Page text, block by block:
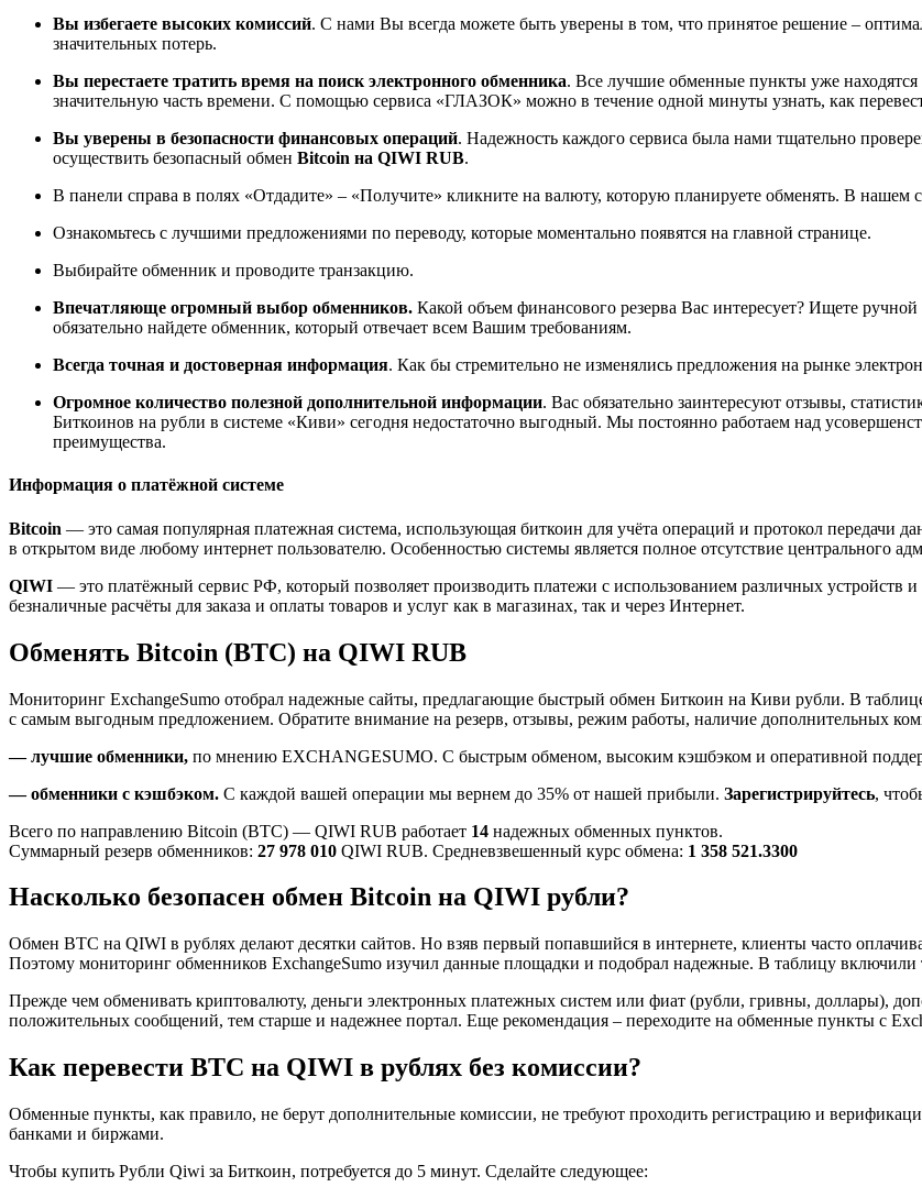
Вы избегаете высоких комиссий. С нами Вы всегда можете быть уверены в том, что принятое решение –
значительных потерь.
Вы перестаете тратить время на поиск электронного обменника. Все лучшие обменные пункты уже
значительную часть времени. С помощью сервиса «ГЛАЗОК» можно в течение одной минуты узнать, как
Вы уверены в безопасности финансовых операций. Надежность каждого сервиса была нами тщательно
осуществить безопасный обмен Bitcoin на QIWI RUB.
В панели справа в полях «Отдадите» – «Получите» кликните на валюту, которую планируете обменять. В нашем
Ознакомьтесь с лучшими предложениями по переводу, которые моментально появятся на главной странице.
Выбирайте обменник и проводите транзакцию.
Впечатляюще огромный выбор обменников. Какой объем финансового резерва Вас интересует? Ищете
обязательно найдете обменник, который отвечает всем Вашим требованиям.
Всегда точная и достоверная информация. Как бы стремительно не изменялись предложения на рынке
Огромное количество полезной дополнительной информации. Вас обязательно заинтересуют отзывы,
Биткоинов на рубли в системе «Киви» сегодня недостаточно выгодный. Мы постоянно работаем над
преимущества.
Информация о платёжной системе
Bitcoin — это самая популярная платежная система, использующая биткоин для учёта операций и протокол передачи
в открытом виде любому интернет пользователю. Особенностью системы является полное отсутствие центрального
QIWI — это платёжный сервис РФ, который позволяет производить платежи с использованием различных устройств
безналичные расчёты для заказа и оплаты товаров и услуг как в магазинах, так и через Интернет.
Обменять Bitcoin (BTC) на QIWI RUB
Мониторинг ExchangeSumo отобрал надежные сайты, предлагающие быстрый обмен Биткоин на Киви рубли. В
с самым выгодным предложением. Обратите внимание на резерв, отзывы, режим работы, наличие дополнительных
— лучшие обменники, по мнению EXCHANGESUMO. C быстрым обменом, высоким кэшбэком и оперативной
— обменники с кэшбэком. С каждой вашей операции мы вернем до 35% от нашей прибыли. Зарегистрируйтесь,
Всего по направлению Bitcoin (BTC) — QIWI RUB работает 14 надежных обменных пунктов.
Суммарный резерв обменников: 27 978 010 QIWI RUB. Средневзвешенный курс обмена: 1 358 521.3300
Насколько безопасен обмен Bitcoin на QIWI рубли?
Обмен BTC на QIWI в рублях делают десятки сайтов. Но взяв первый попавшийся в интернете, клиенты часто
Поэтому мониторинг обменников ExchangeSumo изучил данные площадки и подобрал надежные. В таблицу
Прежде чем обменивать криптовалюту, деньги электронных платежных систем или фиат (рубли, гривны, доллары),
положительных сообщений, тем старше и надежнее портал. Еще рекомендация – переходите на обменные пункты с
Как перевести BTC на QIWI в рублях без комиссии?
Обменные пункты, как правило, не берут дополнительные комиссии, не требуют проходить регистрацию и
банками и биржами.
Чтобы купить Рубли Qiwi за Биткоин, потребуется до 5 минут. Сделайте следующее: